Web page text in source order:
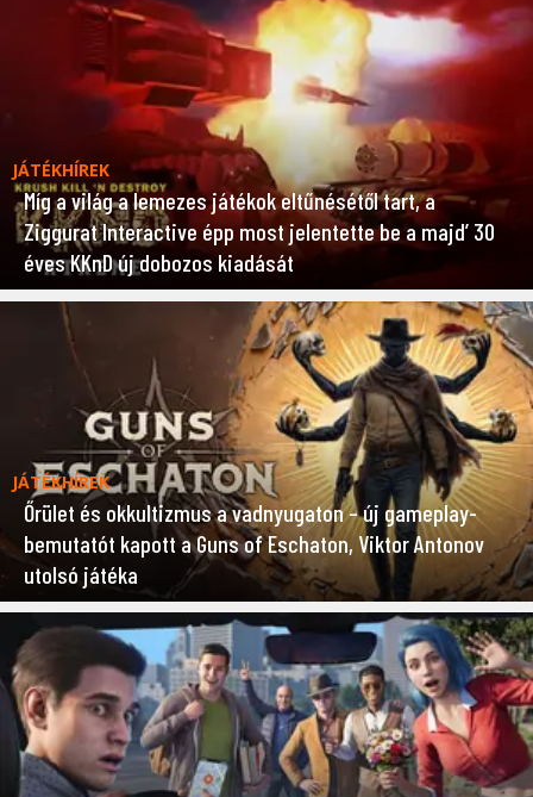
JÁTÉKHÍREK
Míg a világ a lemezes játékok eltűnésétől tart, a
Ziggurat Interactive épp most jelentette be a majd’ 30
éves KKnD új dobozos kiadását
JÁTÉKHÍREK
Őrület és okkultizmus a vadnyugaton – új gameplay-
bemutatót kapott a Guns of Eschaton, Viktor Antonov
utolsó játéka